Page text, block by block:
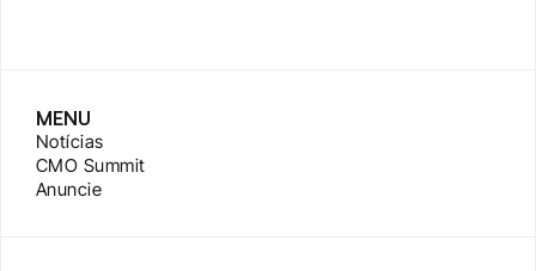
MENU
Notícias
CMO Summit
Anuncie